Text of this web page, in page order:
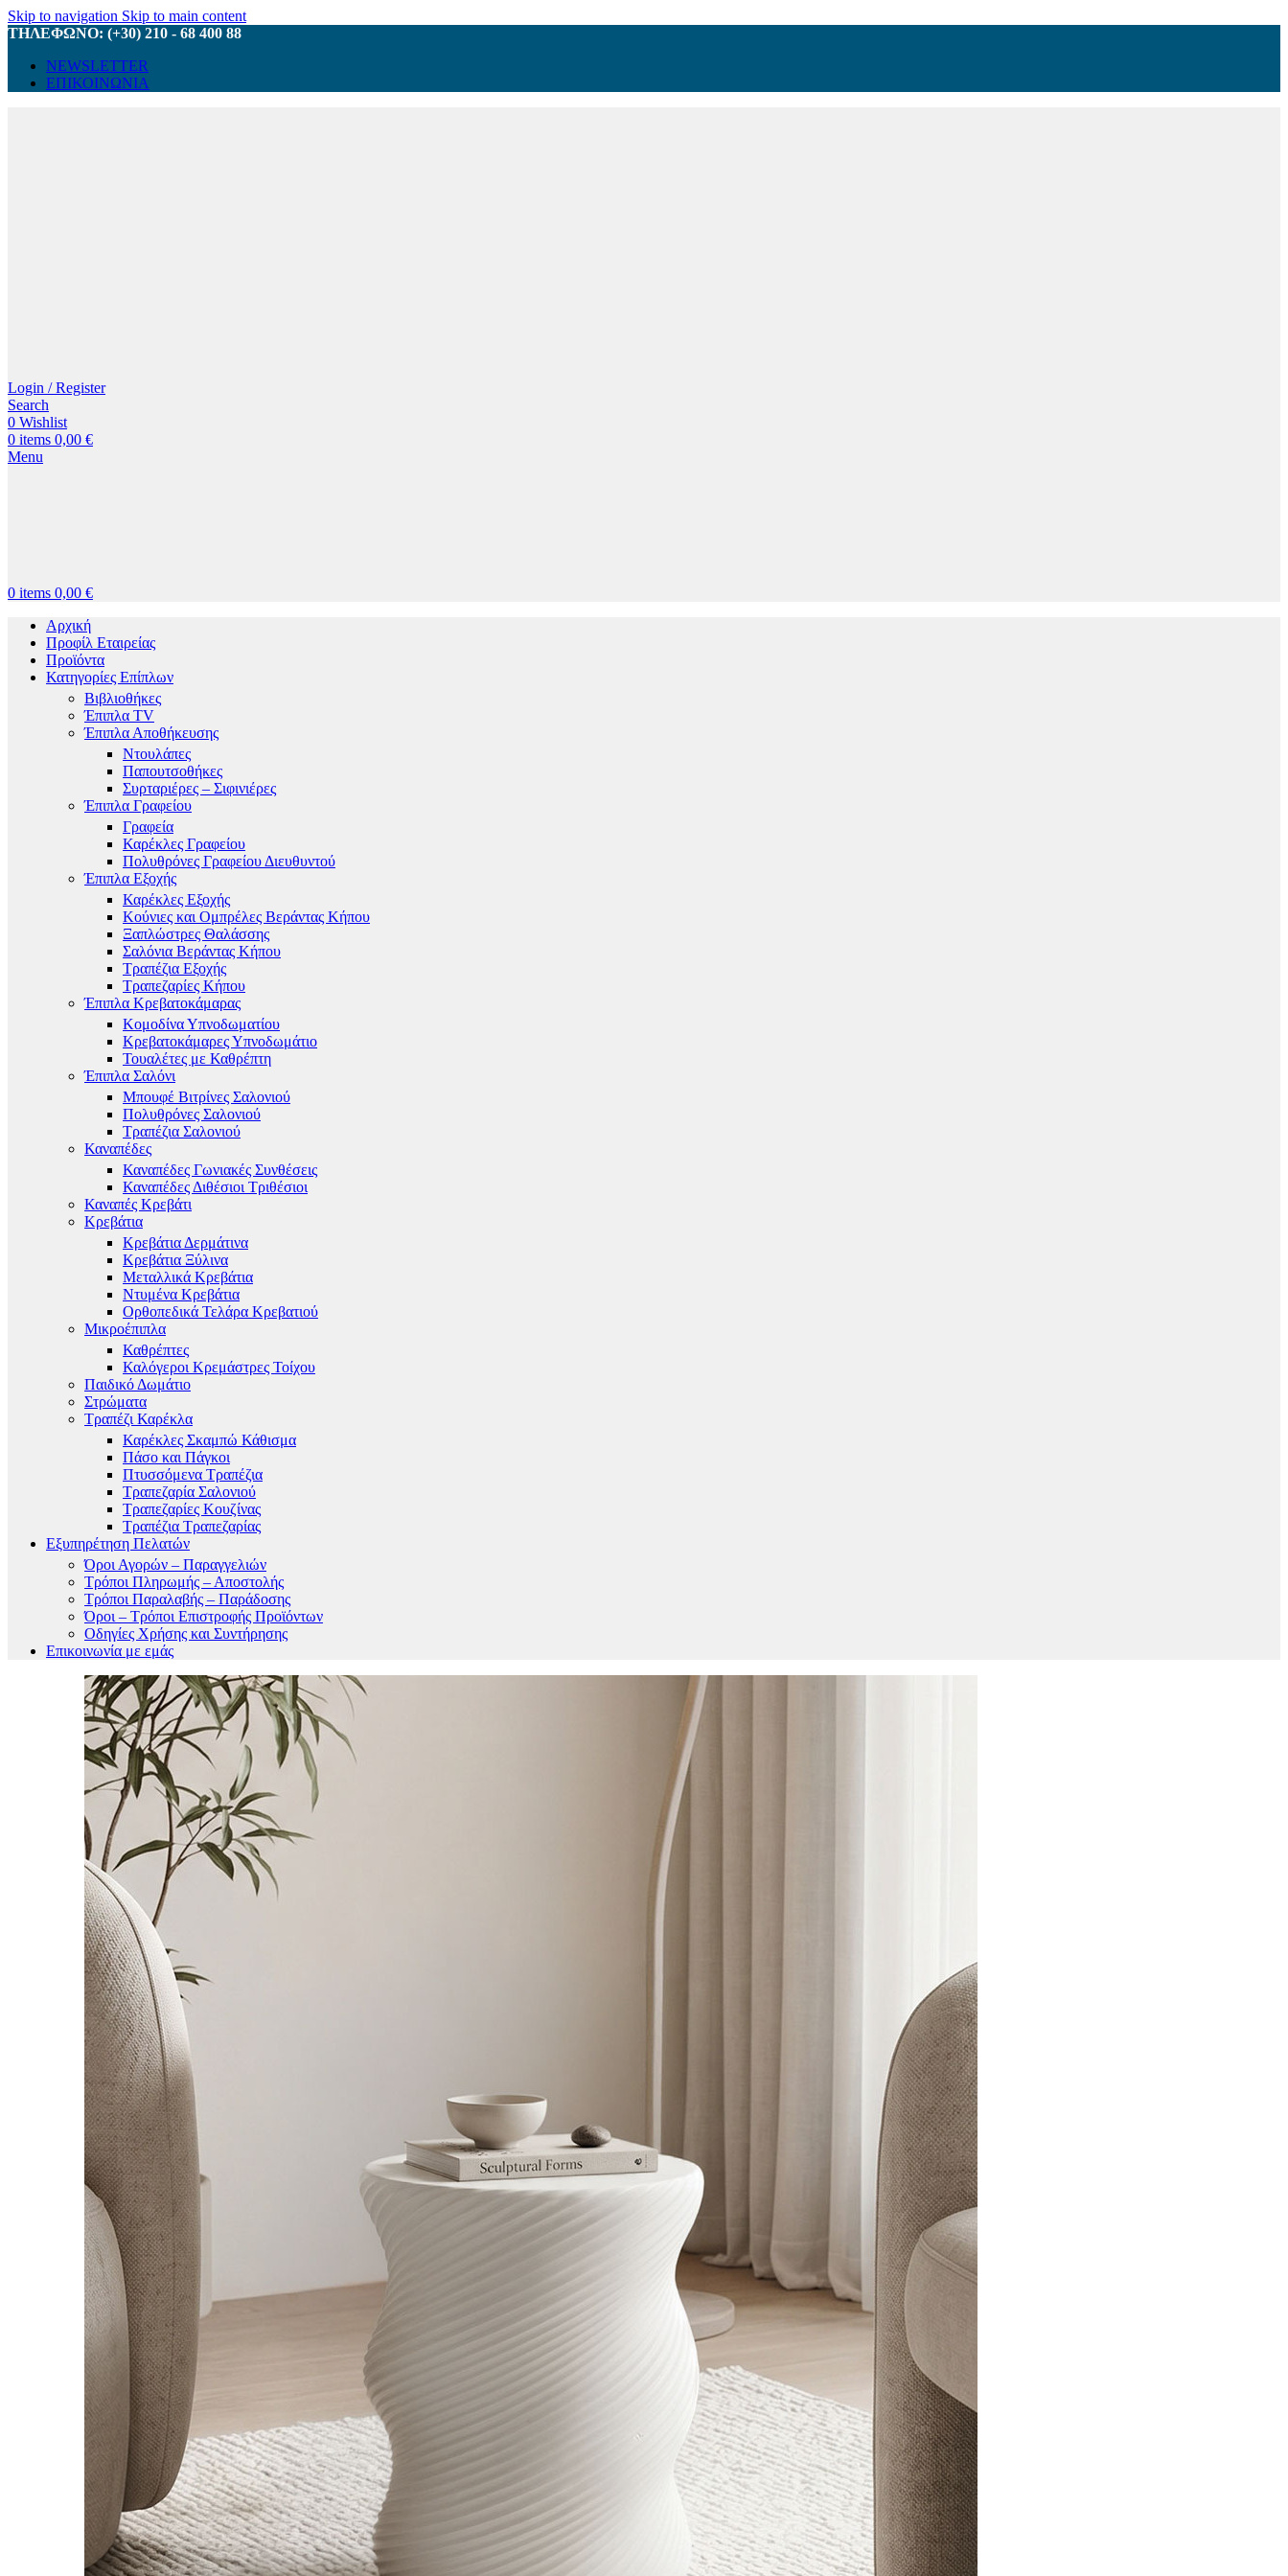
Skip to navigation Skip to main content
ΤΗΛΕΦΩΝΟ: (+30) 210 - 68 400 88
NEWSLETTER
ΕΠΙΚΟΙΝΩΝΙΑ
Login / Register
Search
0 Wishlist
0 items 0,00 €
Menu
0 items 0,00 €
Αρχική
Προφίλ Εταιρείας
Προϊόντα
Κατηγορίες Επίπλων
Βιβλιοθήκες
Έπιπλα TV
Έπιπλα Αποθήκευσης
Ντουλάπες
Παπουτσοθήκες
Συρταριέρες – Σιφινιέρες
Έπιπλα Γραφείου
Γραφεία
Καρέκλες Γραφείου
Πολυθρόνες Γραφείου Διευθυντού
Έπιπλα Εξοχής
Καρέκλες Εξοχής
Κούνιες και Ομπρέλες Βεράντας Κήπου
Ξαπλώστρες Θαλάσσης
Σαλόνια Βεράντας Κήπου
Τραπέζια Εξοχής
Τραπεζαρίες Κήπου
Έπιπλα Κρεβατοκάμαρας
Κομοδίνα Υπνοδωματίου
Κρεβατοκάμαρες Υπνοδωμάτιο
Τουαλέτες με Καθρέπτη
Έπιπλα Σαλόνι
Μπουφέ Βιτρίνες Σαλονιού
Πολυθρόνες Σαλονιού
Τραπέζια Σαλονιού
Καναπέδες
Καναπέδες Γωνιακές Συνθέσεις
Καναπέδες Διθέσιοι Τριθέσιοι
Καναπές Κρεβάτι
Κρεβάτια
Κρεβάτια Δερμάτινα
Κρεβάτια Ξύλινα
Μεταλλικά Κρεβάτια
Ντυμένα Κρεβάτια
Ορθοπεδικά Τελάρα Κρεβατιού
Μικροέπιπλα
Καθρέπτες
Καλόγεροι Κρεμάστρες Τοίχου
Παιδικό Δωμάτιο
Στρώματα
Τραπέζι Καρέκλα
Καρέκλες Σκαμπώ Κάθισμα
Πάσο και Πάγκοι
Πτυσσόμενα Τραπέζια
Τραπεζαρία Σαλονιού
Τραπεζαρίες Κουζίνας
Τραπέζια Τραπεζαρίας
Εξυπηρέτηση Πελατών
Όροι Αγορών – Παραγγελιών
Τρόποι Πληρωμής – Αποστολής
Τρόποι Παραλαβής – Παράδοσης
Όροι – Τρόποι Επιστροφής Προϊόντων
Οδηγίες Χρήσης και Συντήρησης
Επικοινωνία με εμάς